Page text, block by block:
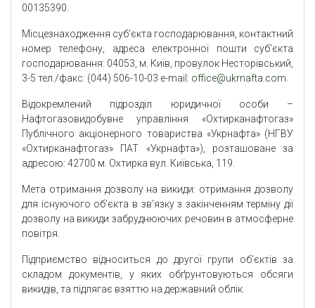
00135390.
Місцезнаходження суб’єкта господарювання, контактний
номер телефону, адреса електронної пошти суб’єкта
господарювання: 04053, м. Київ, провулок Несторівський,
3-5 тел./факс: (044) 506-10-03 e-mail: office@ukrnafta.com
Відокремлений підрозділ юридичної особи –
Нафтогазовидобувне управління «Охтирканафтогаз»
Публічного акціонерного товариства «Укрнафта» (НГВУ
«Охтирканафтогаз» ПАТ «Укрнафта»), розташоване за
адресою: 42700 м. Охтирка вул. Київська, 119.
Мета отримання дозволу на викиди: отримання дозволу
для існуючого об’єкта в зв’язку з закінченням терміну дії
дозволу на викиди забруднюючих речовин в атмосферне
повітря.
Підприємство відноситься до другої групи об’єктів за
складом документів, у яких обґрунтовуються обсяги
викидів, та підлягає взяттю на державний облік.